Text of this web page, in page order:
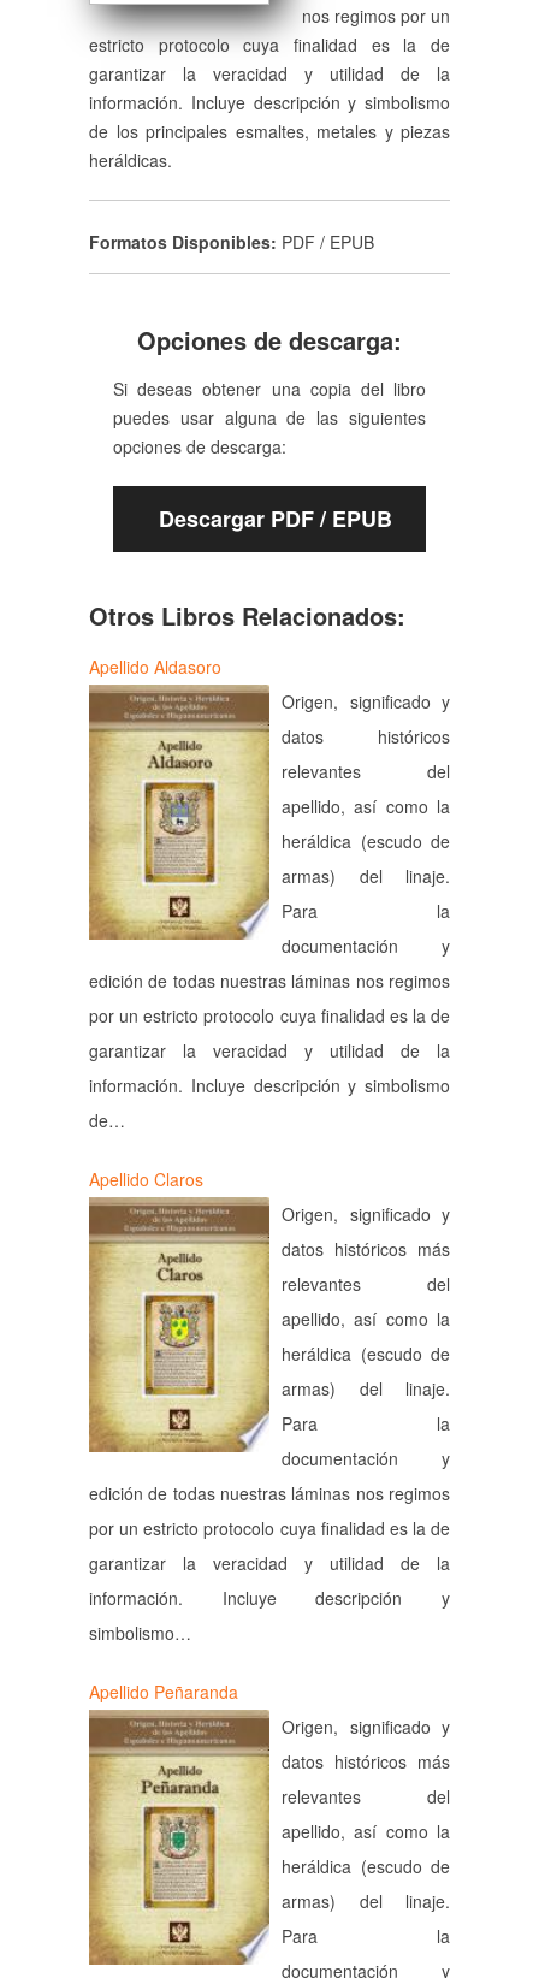
nos regimos por un
estricto protocolo cuya finalidad es la de
garantizar la veracidad y utilidad de la
información. Incluye descripción y simbolismo
de los principales esmaltes, metales y piezas
heráldicas.
Formatos Disponibles: PDF / EPUB
Opciones de descarga:
Si deseas obtener una copia del libro
puedes usar alguna de las siguientes
opciones de descarga:
Descargar PDF / EPUB
Otros Libros Relacionados:
Apellido Aldasoro
Origen, significado y
datos históricos
relevantes del
apellido, así como la
heráldica (escudo de
armas) del linaje.
Para la
documentación y
edición de todas nuestras láminas nos regimos
por un estricto protocolo cuya finalidad es la de
garantizar la veracidad y utilidad de la
información. Incluye descripción y simbolismo
de…
Apellido Claros
Origen, significado y
datos históricos más
relevantes del
apellido, así como la
heráldica (escudo de
armas) del linaje.
Para la
documentación y
edición de todas nuestras láminas nos regimos
por un estricto protocolo cuya finalidad es la de
garantizar la veracidad y utilidad de la
información. Incluye descripción y
simbolismo…
Apellido Peñaranda
Origen, significado y
datos históricos más
relevantes del
apellido, así como la
heráldica (escudo de
armas) del linaje.
Para la
documentación y